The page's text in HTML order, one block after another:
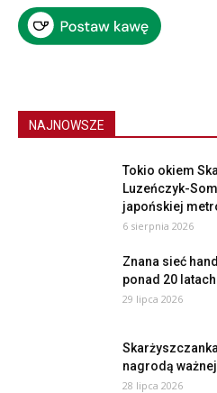
NAJNOWSZE
Tokio okiem
Luzeńczyk-
japońskiej
6 sierpnia 2026
Znana sieć
ponad 20
29 lipca 2026
nagrodą
28 lipca 2026